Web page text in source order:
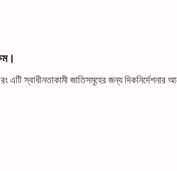
স্বাধীনতাকামী জাতিসমূহের জন্য